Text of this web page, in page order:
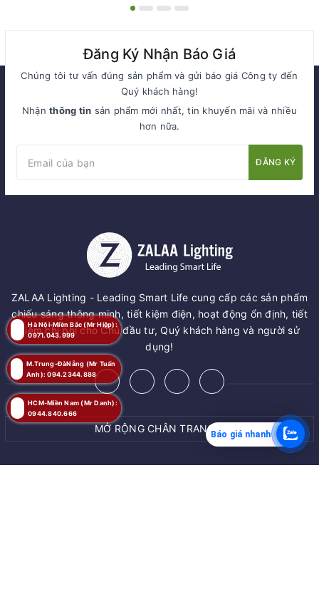
Đăng Ký Nhận Báo Giá
Chúng tôi tư vấn đúng sản phẩm và gửi báo giá Công ty đến
Quý khách hàng!
Nhậnthông tin sản phẩm mới nhất, tin khuyến mãi và nhiều
hơn nữa.
ĐĂNG KÝ
ZALAA Lighting - Leading Smart Life cung cấp các sản phẩm
chiếu sáng thông minh, tiết kiệm điện, hoạt động ổn định, tiết
kiệm chi phí cho Chủ đầu tư, Quý khách hàng và người sử
dụng!
MỞ RỘNG CHÂN TRANG
HCM-Miền Nam (Mr Danh):
0944.840.666
Hà Nội-Miền Bắc (Mr Hiệp):
0971.043.999
M.Trung-ĐàNẵng (Mr Tuấn
Anh): 094.2344.888
Báo giá nhanh